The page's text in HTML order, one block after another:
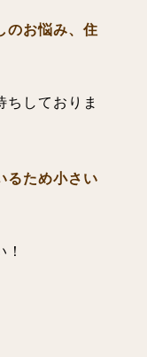
のお悩み、住
ちしておりま
るため小さい